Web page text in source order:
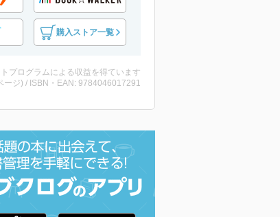
購入ストア一覧
プログラムによる収益を得ています
ージ) / ISBN・EAN: 9784046017291